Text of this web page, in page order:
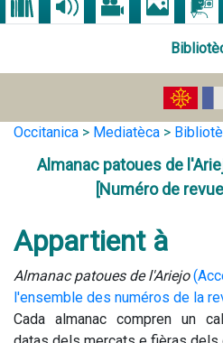
Occitanica > Mediatèca >
Almanac patoues de
[Numéro de
Appartient à
Almanac patoues de l'Ariejo
l'ensemble des numéros de la
Cada almanac compren un